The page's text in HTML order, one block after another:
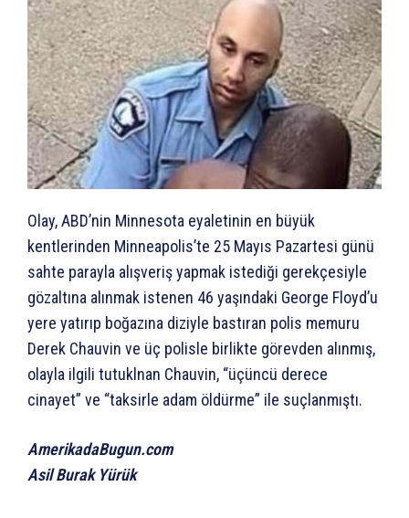
Olay, ABD’nin Minnesota eyaletinin en büyük
kentlerinden Minneapolis’te 25 Mayıs Pazartesi günü
sahte parayla alışveriş yapmak istediği gerekçesiyle
gözaltına alınmak istenen 46 yaşındaki George Floyd’u
yere yatırıp boğazına diziyle bastıran polis memuru
Derek Chauvin ve üç polisle birlikte görevden alınmış,
olayla ilgili tutuklnan Chauvin, “üçüncü derece
cinayet” ve “taksirle adam öldürme” ile suçlanmıştı.
AmerikadaBugun.com
Asil Burak Yürük